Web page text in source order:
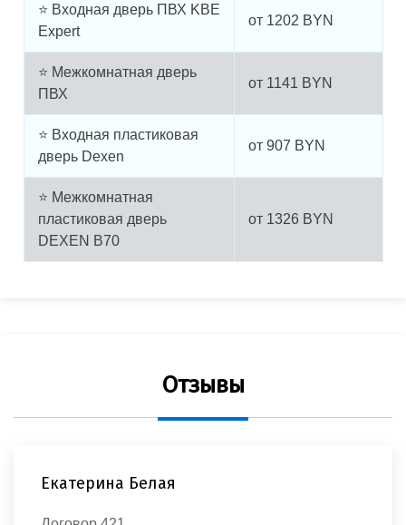
⭐ Входная дверь ПВХ KBE
Expert
от 1202 BYN
⭐ Межкомнатная дверь
ПВХ
от 1141 BYN
⭐ Входная пластиковая
дверь Dexen
от 907 BYN
⭐ Межкомнатная
пластиковая дверь
DEXEN B70
от 1326 BYN
Отзывы
Екатерина Белая